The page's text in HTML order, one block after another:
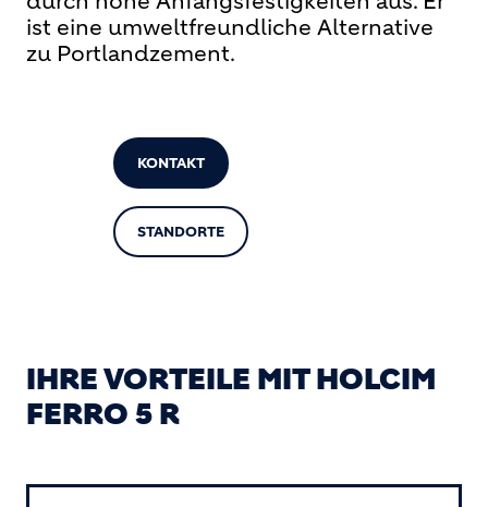
ist eine umweltfreundliche Alternative
zu Portlandzement.
KONTAKT
STANDORTE
IHRE VORTEILE MIT HOLCIM
FERRO 5 R